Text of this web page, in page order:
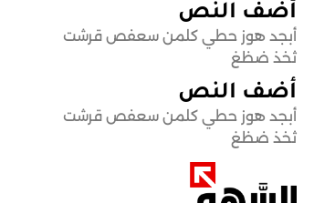
أضف النص
أبجد هوز حطي كلمن سعفص قرشت
ثخذ ضظغ
أضف النص
أبجد هوز حطي كلمن سعفص قرشت
ثخذ ضظغ